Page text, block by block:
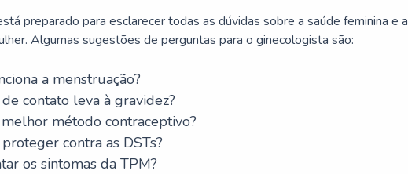
preparado para esclarecer todas as dúvidas sobre a saúde feminina e a
Algumas sugestões de perguntas para o ginecologista são:
a menstruação?
contato leva à gravidez?
método contraceptivo?
contra as DSTs?
os sintomas da TPM?